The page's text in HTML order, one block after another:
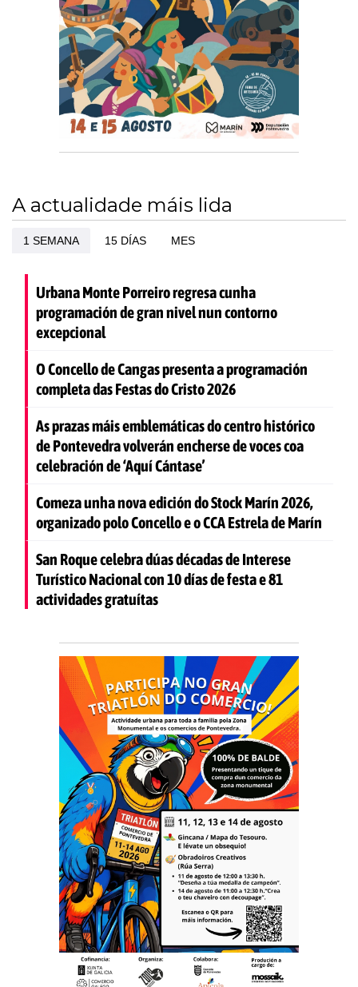
A actualidade máis lida
1 SEMANA 15 DÍAS MES
Urbana Monte Porreiro regresa cunha
programación de gran nivel nun contorno
excepcional
O Concello de Cangas presenta a programación
completa das Festas do Cristo 2026
As prazas máis emblemáticas do centro histórico
de Pontevedra volverán encherse de voces coa
celebración de ‘Aquí Cántase’
Comeza unha nova edición do Stock Marín 2026,
organizado polo Concello e o CCA Estrela de Marín
San Roque celebra dúas décadas de Interese
Turístico Nacional con 10 días de festa e 81
actividades gratuítas